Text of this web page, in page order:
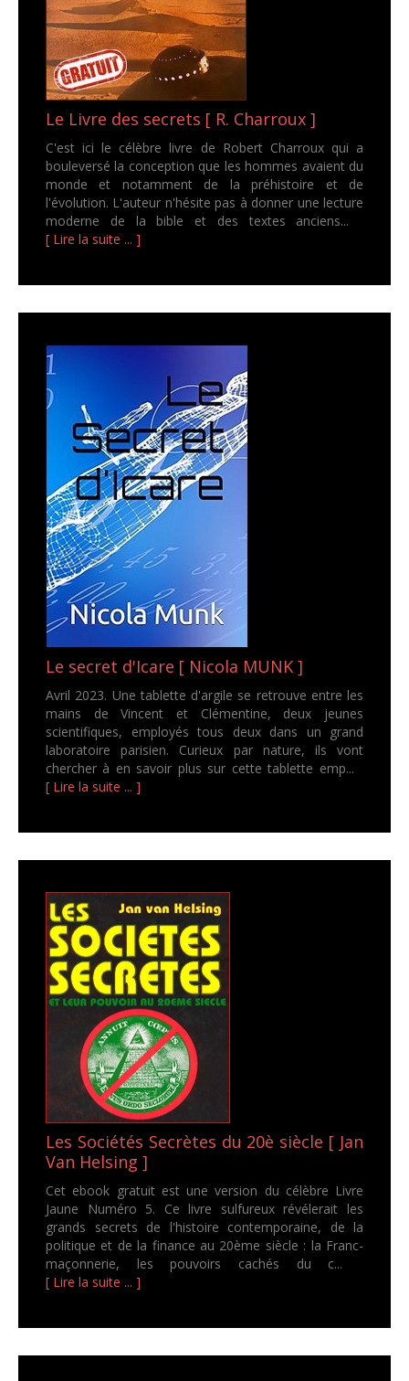
Le Livre des secrets [ R. Charroux ]
C'est ici le célèbre livre de Robert Charroux qui a
bouleversé la conception que les hommes avaient du
monde et notamment de la préhistoire et de
l'évolution. L'auteur n'hésite pas à donner une lecture
moderne de la bible et des textes anciens...
[ Lire la suite ... ]
Le secret d'Icare [ Nicola MUNK ]
Avril 2023. Une tablette d'argile se retrouve entre les
mains de Vincent et Clémentine, deux jeunes
scientifiques, employés tous deux dans un grand
laboratoire parisien. Curieux par nature, ils vont
chercher à en savoir plus sur cette tablette emp...
[ Lire la suite ... ]
Les Sociétés Secrètes du 20è siècle [ Jan
Van Helsing ]
Cet ebook gratuit est une version du célèbre Livre
Jaune Numéro 5. Ce livre sulfureux révélerait les
grands secrets de l'histoire contemporaine, de la
politique et de la finance au 20ème siècle : la Franc-
maçonnerie, les pouvoirs cachés du c...
[ Lire la suite ... ]